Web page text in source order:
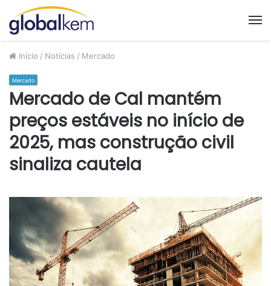
Início / Notícias / Mercado
Mercado
Mercado de Cal mantém
preços estáveis no início de
2025, mas construção civil
sinaliza cautela